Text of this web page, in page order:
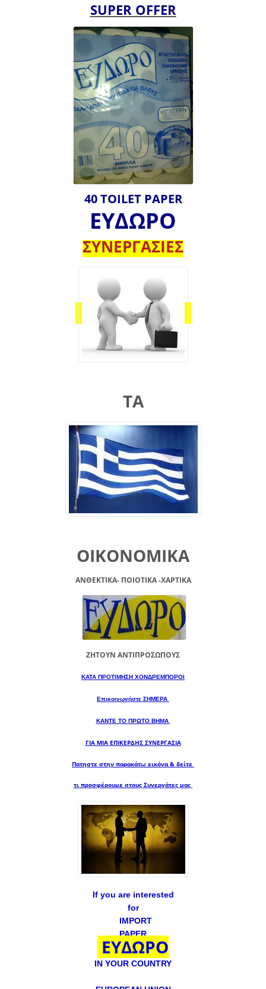
SUPER OFFER
40 TOILET PAPER
ΕΥΔΩΡΟ
ΣΥΝΕΡΓΑΣΙΕΣ
ΤΑ
ΟΙΚΟΝΟΜΙΚΑ
ΑΝΘΕΚΤΙΚΑ- ΠΟΙΟΤΙΚΑ -XAPTIKA
ΖΗΤΟΥΝ ΑΝΤΙΠΡΟΣΩΠΟΥΣ
ΚΑΤΑ ΠΡΟΤΙΜΗΣΗ ΧΟΝΔΡΕΜΠΟΡΟΙ
Επικοινωνήστε ΣΗΜΕΡΑ
ΚΑΝΤΕ ΤΟ ΠΡΩΤΟ ΒΗΜΑ
ΓΙΑ ΜΙΑ ΕΠΙΚΕΡΔΗΣ ΣΥΝΕΡΓΑΣΙΑ
Πατηστε στην παρακάτω εικόνα & δείτε
τι προσφέρουμε στους Συνεργάτες μας
If you are interested
for
IMPORT
PAPER
ΕΥΔΩΡΟ
IN YOUR COUNTRY